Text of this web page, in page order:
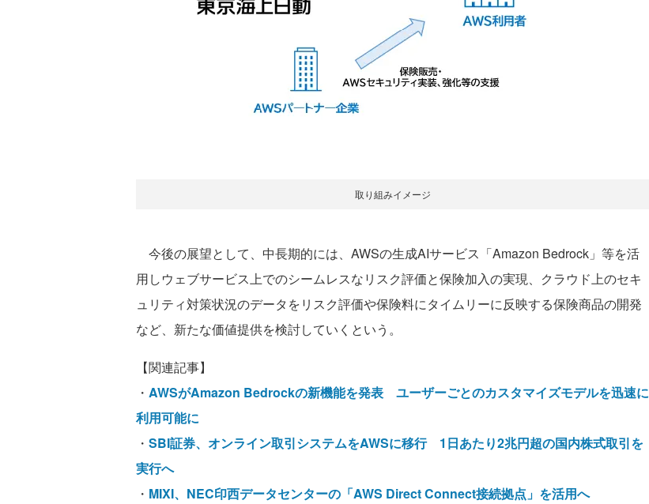
取り組みイメージ
今後の展望として、中長期的には、AWSの生成AIサービス「Amazon Bedrock」等を活
用しウェブサービス上でのシームレスなリスク評価と保険加入の実現、クラウド上のセキ
ュリティ対策状況のデータをリスク評価や保険料にタイムリーに反映する保険商品の開発
など、新たな価値提供を検討していくという。
【関連記事】
・ AWSがAmazon Bedrockの新機能を発表 ユーザーごとのカスタマイズモデルを迅速に
利用可能に
・ SBI証券、オンライン取引システムをAWSに移行 1日あたり2兆円超の国内株式取引を
実行へ
・ MIXI、NEC印西データセンターの「AWS Direct Connect接続拠点」を活用へ